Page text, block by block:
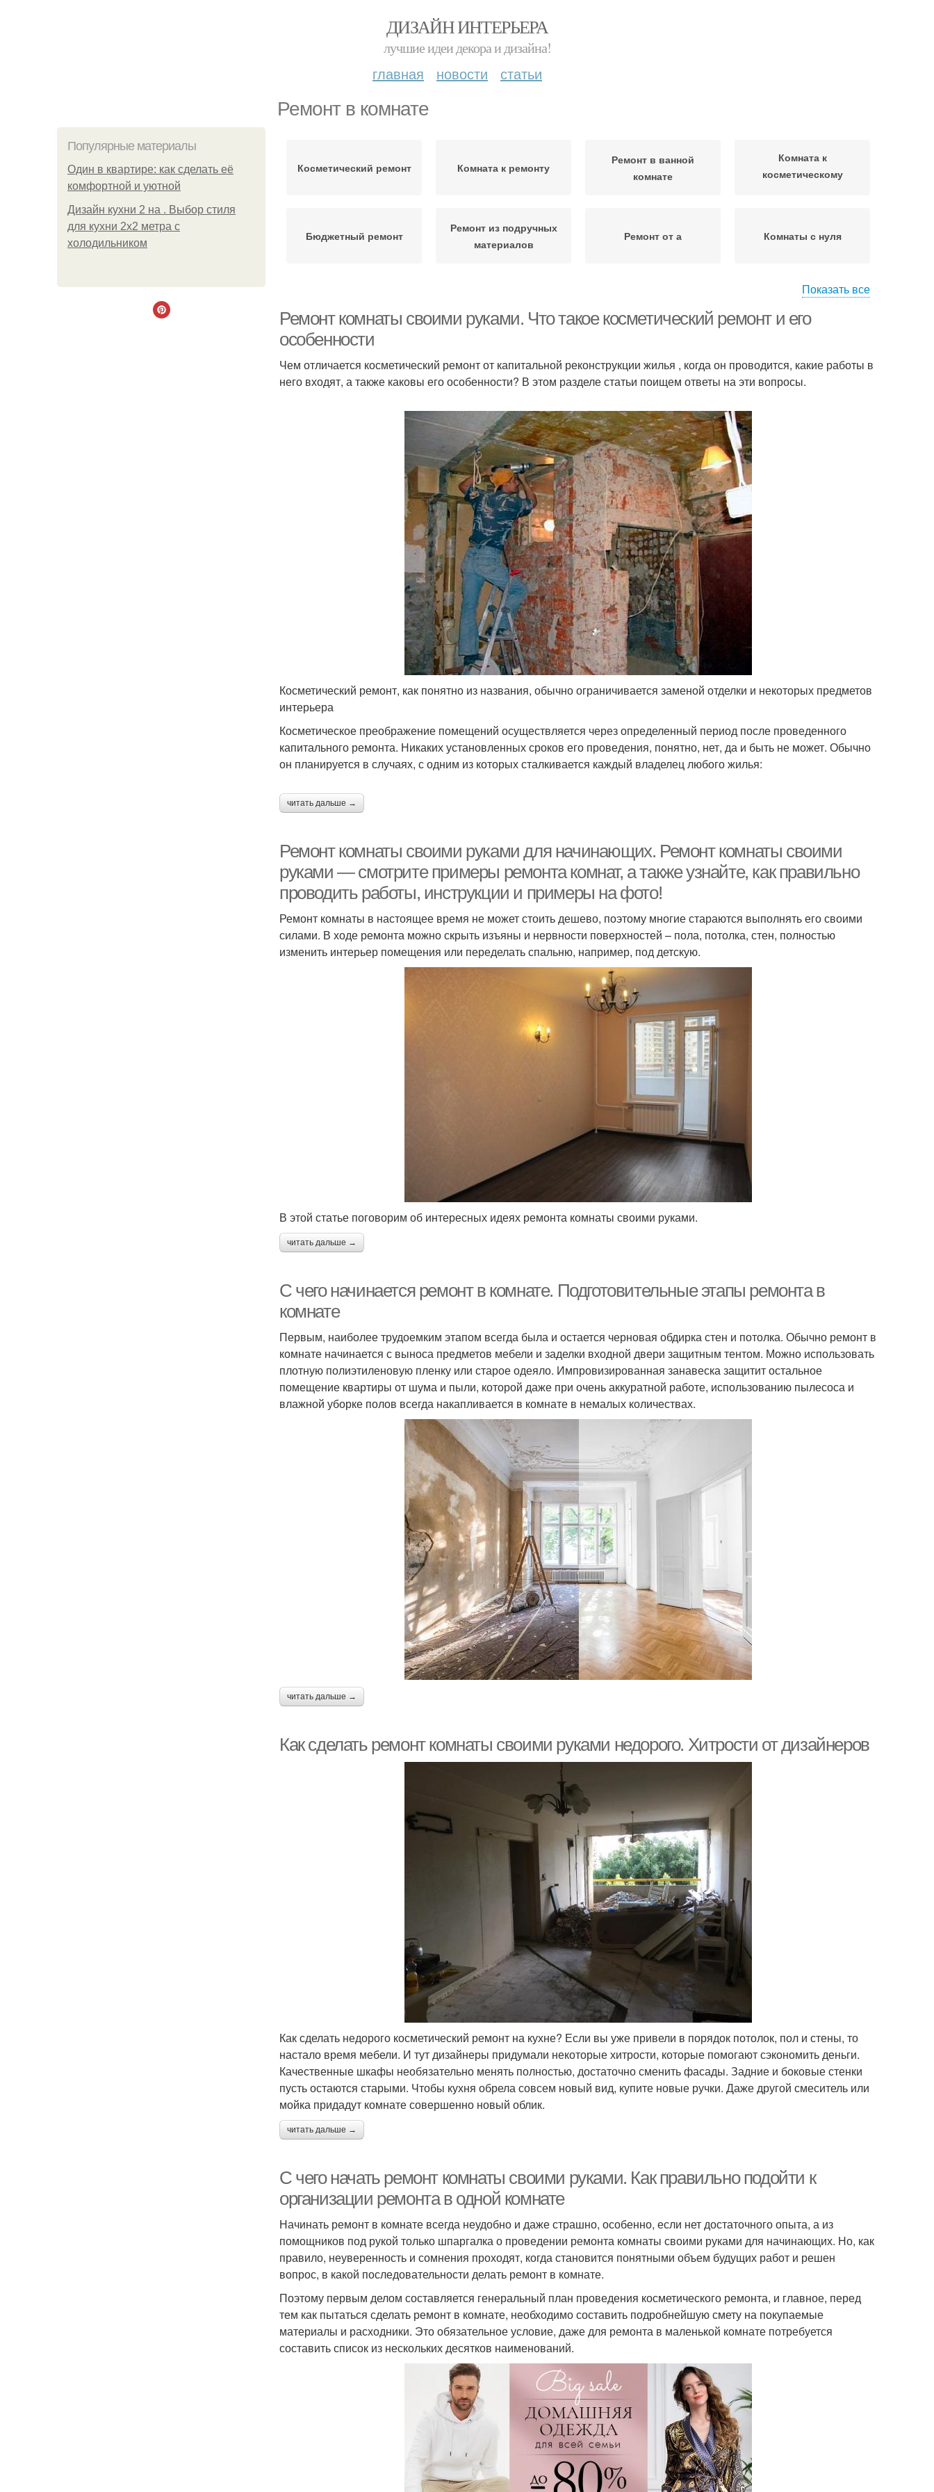
ДИЗАЙН ИНТЕРЬЕРА
лучшие идеи декора и дизайна!
главная новости статьи
Ремонт в комнате
Популярные материалы
Один в квартире: как сделать её
комфортной и уютной
Дизайн кухни 2 на . Выбор стиля
для кухни 2х2 метра с
холодильником
Косметический ремонт Комната к ремонту
Ремонт в ванной
комнате
Комната к
косметическому
Бюджетный ремонт
Ремонт из подручных
материалов
Ремонт от а Комнаты с нуля
ремонта
Удачный ремонт
Ремонт в отдельных
помещениях
Красивые ремонты Руки в комнате
Ремонт в квартире Идеи для ремонта
Показать все
Ремонт комнаты своими руками. Что такое косметический ремонт и его
особенности
Чем отличается косметический ремонт от капитальной реконструкции жилья , когда он проводится, какие работы в
него входят, а также каковы его особенности? В этом разделе статьи поищем ответы на эти вопросы.
Косметический ремонт, как понятно из названия, обычно ограничивается заменой отделки и некоторых предметов
интерьера
Косметическое преображение помещений осуществляется через определенный период после проведенного
капитального ремонта. Никаких установленных сроков его проведения, понятно, нет, да и быть не может. Обычно
он планируется в случаях, с одним из которых сталкивается каждый владелец любого жилья:
читать дальше →
Ремонт комнаты своими руками для начинающих. Ремонт комнаты своими
руками — смотрите примеры ремонта комнат, а также узнайте, как правильно
проводить работы, инструкции и примеры на фото!
Ремонт комнаты в настоящее время не может стоить дешево, поэтому многие стараются выполнять его своими
силами. В ходе ремонта можно скрыть изъяны и нервности поверхностей – пола, потолка, стен, полностью
изменить интерьер помещения или переделать спальню, например, под детскую.
В этой статье поговорим об интересных идеях ремонта комнаты своими руками.
читать дальше →
С чего начинается ремонт в комнате. Подготовительные этапы ремонта в
комнате
Первым, наиболее трудоемким этапом всегда была и остается черновая обдирка стен и потолка. Обычно ремонт в
комнате начинается с выноса предметов мебели и заделки входной двери защитным тентом. Можно использовать
плотную полиэтиленовую пленку или старое одеяло. Импровизированная занавеска защитит остальное
помещение квартиры от шума и пыли, которой даже при очень аккуратной работе, использованию пылесоса и
влажной уборке полов всегда накапливается в комнате в немалых количествах.
читать дальше →
Как сделать ремонт комнаты своими руками недорого. Хитрости от дизайнеров
Как сделать недорого косметический ремонт на кухне? Если вы уже привели в порядок потолок, пол и стены, то
настало время мебели. И тут дизайнеры придумали некоторые хитрости, которые помогают сэкономить деньги.
Качественные шкафы необязательно менять полностью, достаточно сменить фасады. Задние и боковые стенки
пусть остаются старыми. Чтобы кухня обрела совсем новый вид, купите новые ручки. Даже другой смеситель или
мойка придадут комнате совершенно новый облик.
читать дальше →
С чего начать ремонт комнаты своими руками. Как правильно подойти к
организации ремонта в одной комнате
Начинать ремонт в комнате всегда неудобно и даже страшно, особенно, если нет достаточного опыта, а из
помощников под рукой только шпаргалка о проведении ремонта комнаты своими руками для начинающих. Но, как
правило, неуверенность и сомнения проходят, когда становится понятными объем будущих работ и решен
вопрос, в какой последовательности делать ремонт в комнате.
Поэтому первым делом составляется генеральный план проведения косметического ремонта, и главное, перед
тем как пытаться сделать ремонт в комнате, необходимо составить подробнейшую смету на покупаемые
материалы и расходники. Это обязательное условие, даже для ремонта в маленькой комнате потребуется
составить список из нескольких десятков наименований.